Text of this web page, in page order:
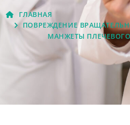
ГЛАВНАЯ
ПОВРЕЖДЕНИЕ
МАНЖЕТЫ